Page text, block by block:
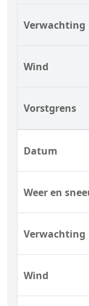
Verwachting
Wind
Vorstgrens
Datum
Weer en
Verwachting
Wind